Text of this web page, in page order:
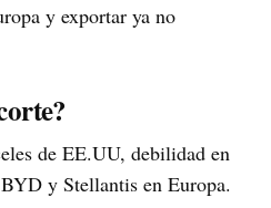
y exportar ya no
de EE.UU, debilidad en
y Stellantis en Europa.